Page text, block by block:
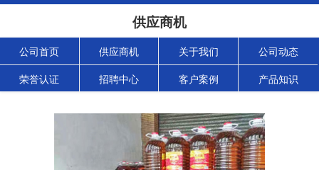
供应商机
公司首页 供应商机 关于我们 公司动态
荣誉认证 招聘中心 客户案例 产品知识